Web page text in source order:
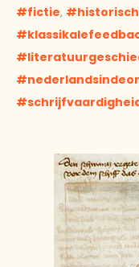
fictie,